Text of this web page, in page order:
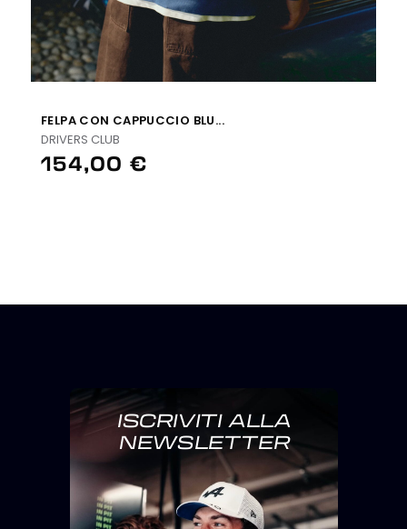
FELPA CON CAPPUCCIO BLU...
DRIVERS CLUB
154,00 €
ISCRIVITI ALLA
NEWSLETTER